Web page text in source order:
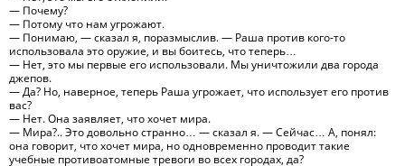
— Почему?
— Потому что нам угрожают.
— Понимаю, — сказал я, поразмыслив. — Раша против кого-то
использовала это оружие, и вы боитесь, что теперь…
— Нет, это мы первые его использовали. Мы уничтожили два города
джепов.
— Да? Но, наверное, теперь Раша угрожает, что использует его против
вас?
— Нет. Она заявляет, что хочет мира.
— Мира?.. Это довольно странно… — сказал я. — Сейчас… А, понял:
она говорит, что хочет мира, но одновременно проводит такие
учебные противоатомные тревоги во всех городах, да?